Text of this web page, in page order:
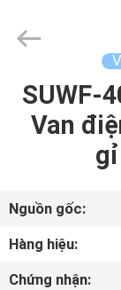
NHÀ
VỀ
CHÚNG
Brando
Hardware
Rights
Reserved.SUWF-
Van
gỉ
Nguồn gốc:
Hàng hiệu:
Chứng nhận: